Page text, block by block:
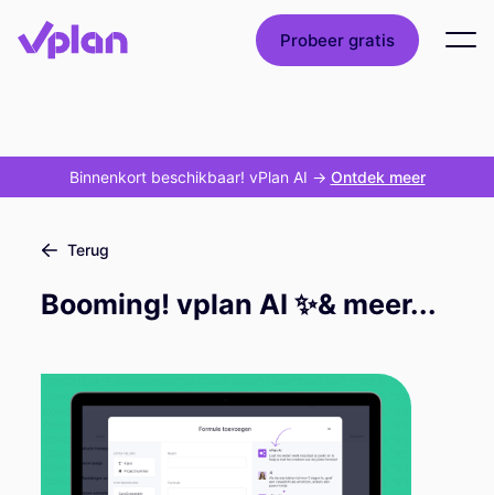
Probeer gratis
Binnenkort beschikbaar! vPlan AI -> Ontdek meer
Terug
Booming! vplan AI ✨& meer...